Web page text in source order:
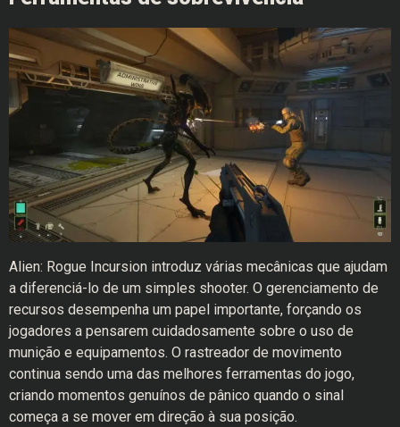
Alien: Rogue Incursion introduz várias mecânicas que ajudam
a diferenciá-lo de um simples shooter. O gerenciamento de
recursos desempenha um papel importante, forçando os
jogadores a pensarem cuidadosamente sobre o uso de
munição e equipamentos. O rastreador de movimento
continua sendo uma das melhores ferramentas do jogo,
criando momentos genuínos de pânico quando o sinal
começa a se mover em direção à sua posição.